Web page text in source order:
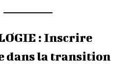
: Inscrire
dans la transition